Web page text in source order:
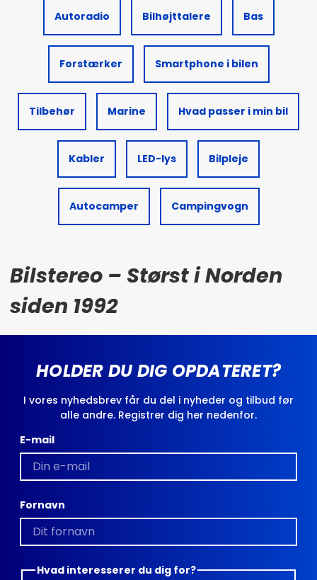
Autoradio Bilhøjttalere Bas
Forstærker Smartphone i bilen
Tilbehør Marine Hvad passer i min bil
Kabler LED-lys Bilpleje
Autocamper Campingvogn
Bilstereo – Størst i Norden
siden 1992
HOLDER DU DIG OPDATERET?
I vores nyhedsbrev får du del i nyheder og tilbud før
alle andre. Registrer dig her nedenfor.
E-mail
Fornavn
Hvad interesserer du dig for?